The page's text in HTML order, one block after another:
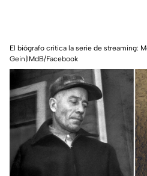
El biógrafo critica la serie de streaming:
Gein|IMdB/Facebook